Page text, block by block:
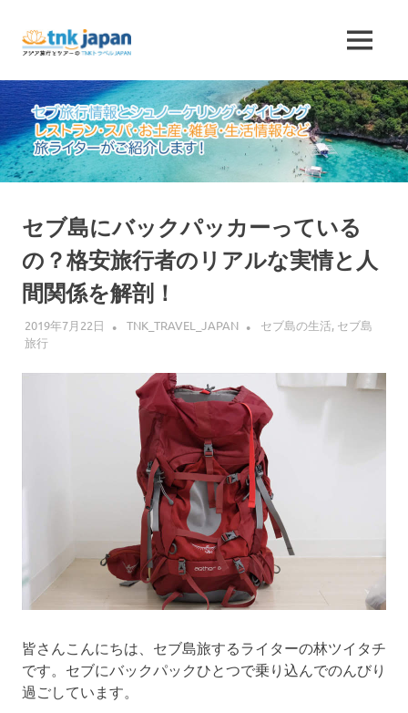
ン
ツ
へ
ス
キ
ッ
ブ
旅
行
情
報
と
ュ
ノ
ー
ケ
リ
ン
グ・
ト
ラ
ベ
ル
JAPAN
が
営
す
る
セ
ブ
情
報
MENU
セブ島にバックパッカーっている
の？格安旅行者のリアルな実情と人
間関係を解剖！
2019年7月22日 TNK_TRAVEL_JAPAN セブ島の生活, セブ島
旅行
皆さんこんにちは、セブ島旅するライターの林ツイタチ
です。セブにバックパックひとつで乗り込んでのんびり
過ごしています。